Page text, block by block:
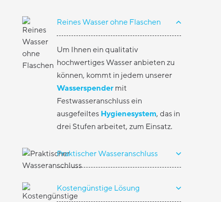
Reines Wasser ohne Flaschen
Um Ihnen ein qualitativ
hochwertiges Wasser anbieten zu
können, kommt in jedem unserer
Wasserspender mit
Festwasseranschluss ein
ausgefeiltes Hygienesystem, das in
drei Stufen arbeitet, zum Einsatz.
Praktischer Wasseranschluss
Kostengünstige Lösung